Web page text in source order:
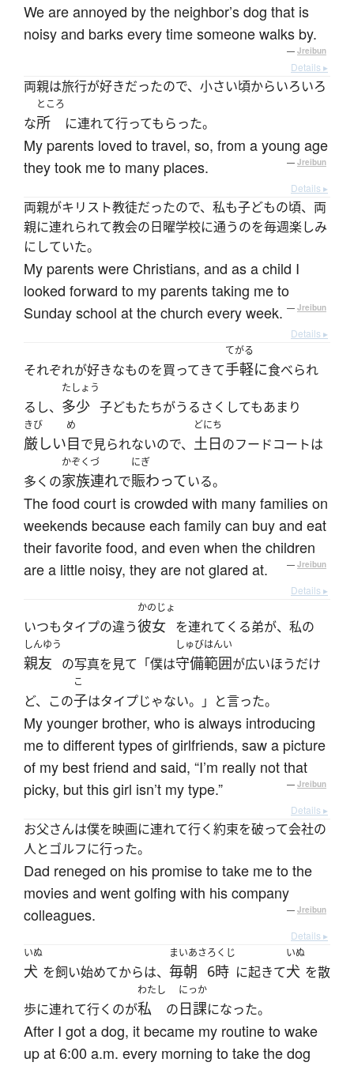
We are annoyed by the neighbor’s dog that is
noisy and barks every time someone walks by.
— Jreibun
Details ▸
両親は旅行が好きだったので、小さい頃からいろいろ
な
ところ
所 に連れて行ってもらった。
My parents loved to travel, so, from a young age
they took me to many places.
— Jreibun
Details ▸
両親がキリスト教徒だったので、私も子どもの頃、両
親に連れられて教会の日曜学校に通うのを毎週楽しみ
にしていた。
My parents were Christians, and as a child I
looked forward to my parents taking me to
Sunday school at the church every week. — Jreibun
Details ▸
それぞれが好きなものを買ってきて
てがる
手軽に食べられ
るし、
たしょう
多少 子どもたちがうるさくしてもあまり
きび
厳しい
め
目で見られないので、
どにち
土日のフードコートは
多くの
かぞくづ
家族連れで
にぎ
賑わっている。
The food court is crowded with many families on
weekends because each family can buy and eat
their favorite food, and even when the children
are a little noisy, they are not glared at.
— Jreibun
Details ▸
いつもタイプの違う
かのじょ
彼女 を連れてくる弟が、私の
しんゆう
親友 の写真を見て「僕は
しゅびはんい
守備範囲が広いほうだけ
ど、この
こ
子はタイプじゃない。」と言った。
My younger brother, who is always introducing
me to different types of girlfriends, saw a picture
of my best friend and said, “I’m really not that
picky, but this girl isn’t my type.”
— Jreibun
Details ▸
お父さんは僕を映画に連れて行く約束を破って会社の
人とゴルフに行った。
Dad reneged on his promise to take me to the
movies and went golfing with his company
colleagues.
— Jreibun
Details ▸
いぬ
犬 を飼い始めてからは、
まいあさ
毎朝
ろくじ
6時 に起きて
いぬ
犬 を散
歩に連れて行くのが
わたし
私 の
にっか
日課になった。
After I got a dog, it became my routine to wake
up at 6:00 a.m. every morning to take the dog